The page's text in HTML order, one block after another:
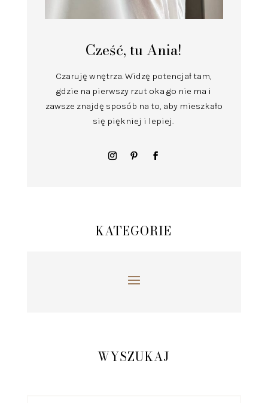
Cześć, tu Ania!
Czaruję wnętrza.Widzę potencjał tam,
gdzie na pierwszy rzut oka go nie ma i
zawsze znajdę sposób na to, aby mieszkało
się piękniej i lepiej.
KATEGORIE
WYSZUKAJ